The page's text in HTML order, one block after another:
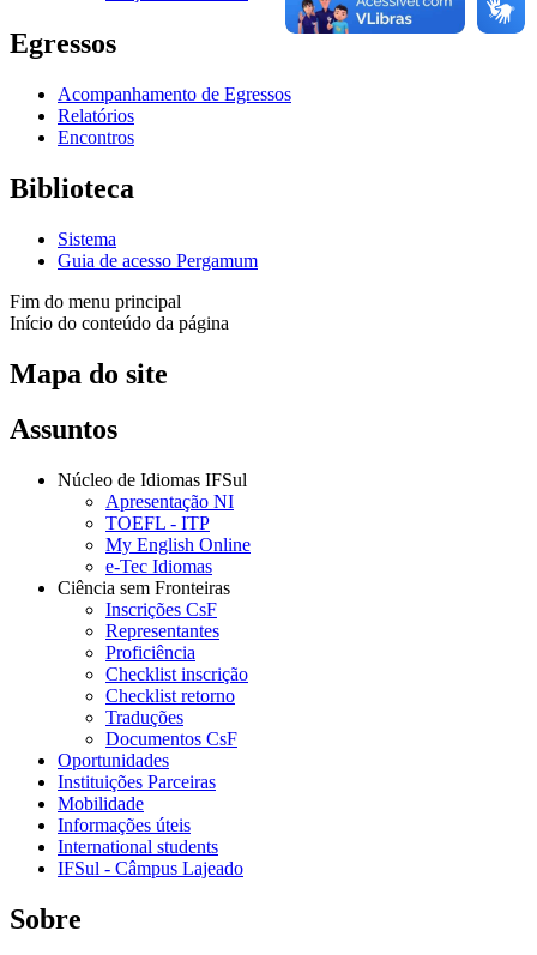
Egressos
Acompanhamento de Egressos
Relatórios
Encontros
Biblioteca
Sistema
Guia de acesso Pergamum
Fim do menu principal
Início do conteúdo da página
Mapa do site
Assuntos
Núcleo de Idiomas IFSul
Apresentação NI
TOEFL - ITP
My English Online
e-Tec Idiomas
Ciência sem Fronteiras
Inscrições CsF
Representantes
Proficiência
Checklist inscrição
Checklist retorno
Traduções
Documentos CsF
Oportunidades
Instituições Parceiras
Mobilidade
Informações úteis
International students
IFSul - Câmpus Lajeado
Sobre